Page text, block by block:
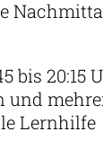
bis 20:15
und
Lernhilfe